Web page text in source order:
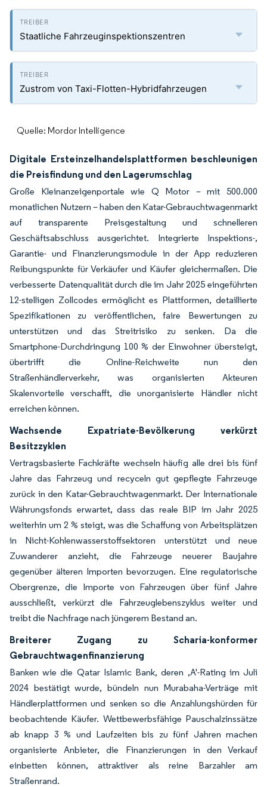
Staatliche Fahrzeuginspektionszentren
Zustrom von Taxi-Flotten-Hybridfahrzeugen
Quelle: Mordor Intelligence
Digitale Ersteinzelhandelsplattformen beschleunigen
die Preisfindung und den Lagerumschlag
Große Kleinanzeigenportale wie Q Motor – mit 500.000
monatlichen Nutzern – haben den Katar-Gebrauchtwagenmarkt
auf transparente Preisgestaltung und schnelleren
Geschäftsabschluss ausgerichtet. Integrierte Inspektions-,
Garantie- und Finanzierungsmodule in der App reduzieren
Reibungspunkte für Verkäufer und Käufer gleichermaßen. Die
verbesserte Datenqualität durch die im Jahr 2025 eingeführten
12-stelligen Zollcodes ermöglicht es Plattformen, detaillierte
Spezifikationen zu veröffentlichen, faire Bewertungen zu
unterstützen und das Streitrisiko zu senken. Da die
Smartphone-Durchdringung 100 % der Einwohner übersteigt,
übertrifft die Online-Reichweite nun den
Straßenhändlerverkehr, was organisierten Akteuren
Skalenvorteile verschafft, die unorganisierte Händler nicht
erreichen können.
Wachsende Expatriate-Bevölkerung verkürzt
Besitzzyklen
Vertragsbasierte Fachkräfte wechseln häufig alle drei bis fünf
Jahre das Fahrzeug und recyceln gut gepflegte Fahrzeuge
zurück in den Katar-Gebrauchtwagenmarkt. Der Internationale
Währungsfonds erwartet, dass das reale BIP im Jahr 2025
weiterhin um 2 % steigt, was die Schaffung von Arbeitsplätzen
in Nicht-Kohlenwasserstoffsektoren unterstützt und neue
Zuwanderer anzieht, die Fahrzeuge neuerer Baujahre
gegenüber älteren Importen bevorzugen. Eine regulatorische
Obergrenze, die Importe von Fahrzeugen über fünf Jahre
ausschließt, verkürzt die Fahrzeuglebenszyklus weiter und
treibt die Nachfrage nach jüngerem Bestand an.
Breiterer Zugang zu Scharia-konformer
Gebrauchtwagenfinanzierung
Banken wie die Qatar Islamic Bank, deren ‚A'-Rating im Juli
2024 bestätigt wurde, bündeln nun Murabaha-Verträge mit
Händlerplattformen und senken so die Anzahlungshürden für
beobachtende Käufer. Wettbewerbsfähige Pauschalzinssätze
ab knapp 3 % und Laufzeiten bis zu fünf Jahren machen
organisierte Anbieter, die Finanzierungen in den Verkauf
einbetten können, attraktiver als reine Barzahler am
Straßenrand.